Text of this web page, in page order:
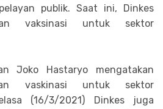
publik. Saat ini, Dinkes
vaksinasi untuk sektor
Joko Hastaryo mengatakan
vaskinasi untuk sektor
(16/3/2021) Dinkes juga